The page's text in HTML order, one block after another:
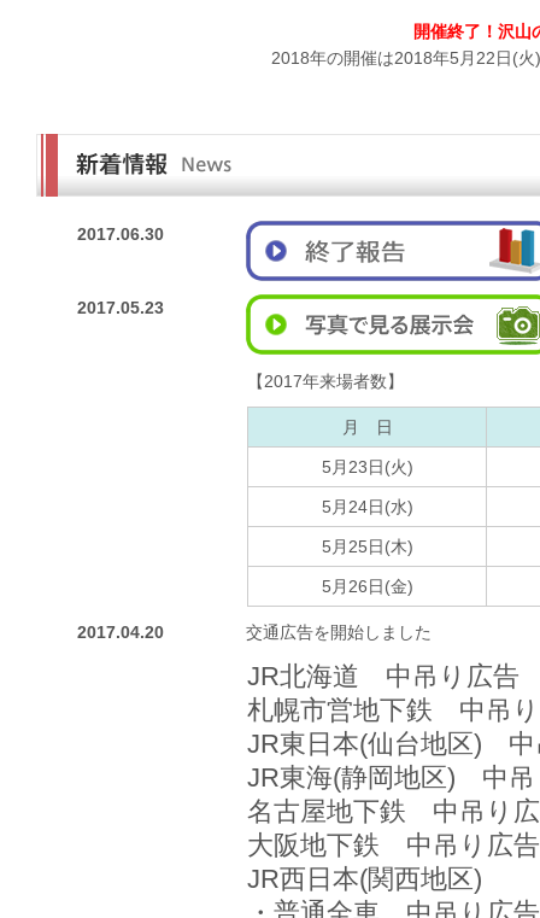
開催終了！沢山
2018年の開催は2018年5月22日(
2017.06.30
2017.05.23
【2017年来場者数】
月 日
5月23日(火)
5月24日(水)
5月25日(木)
5月26日(金)
2017.04.20 交通広告を開始しました
JR北海道 中吊り広告
札幌市営地下鉄 中吊
JR東日本(仙台地区) 中
JR東海(静岡地区) 中吊
名古屋地下鉄 中吊り
大阪地下鉄 中吊り広告
JR西日本(関西地区)